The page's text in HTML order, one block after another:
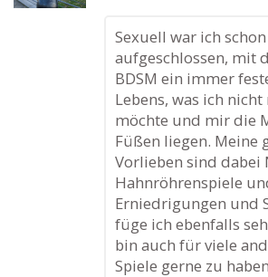
Sexuell war ich
aufgeschlossen, mit
BDSM ein immer
Lebens, was ich
möchte und mir die
Füßen liegen. Meine
Vorlieben sind dabei
Hahnröhrenspiele
Erniedrigungen und
füge ich ebenfalls
bin auch für viele
Spiele gerne zu